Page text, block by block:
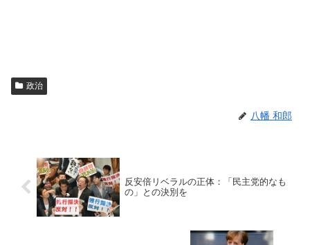
政治
八幡 和郎
反安倍リベラルの正体：「民主党的なも
の」との決別を